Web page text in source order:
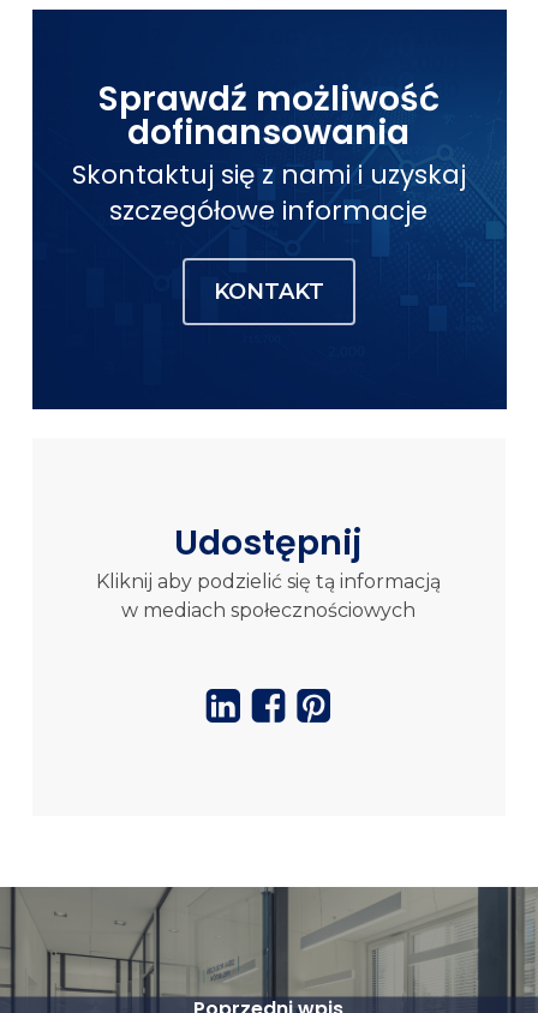
Sprawdź możliwość
dofinansowania
Skontaktuj się z nami i uzyskaj
szczegółowe informacje
KONTAKT
Udostępnij
Kliknij aby podzielić się tą informacją
w mediach społecznościowych